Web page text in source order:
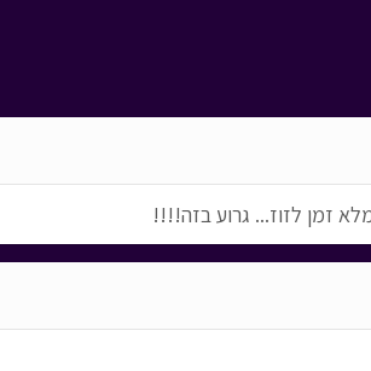
זמן לזוז... גרוע בזה!!!!